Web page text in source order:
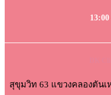
สุขุมวิท 63 แขวงคลองตัน